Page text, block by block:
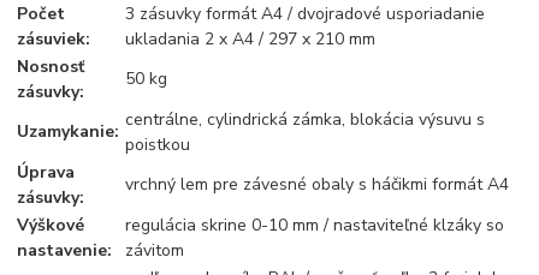
Počet
zásuviek:
3 zásuvky formát A4 / dvojradové usporiadanie
ukladania 2 x A4 / 297 x 210 mm
Nosnosť
zásuvky:
50 kg
Uzamykanie:
centrálne, cylindrická zámka, blokácia výsuvu s
poistkou
Úprava
zásuvky:
vrchný lem pre závesné obaly s háčikmi formát A4
Výškové
nastavenie:
regulácia skrine 0-10 mm / nastaviteľné klzáky so
závitom